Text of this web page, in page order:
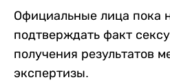
Официальные лица пока
подтверждать факт
получения результатов
экспертизы.